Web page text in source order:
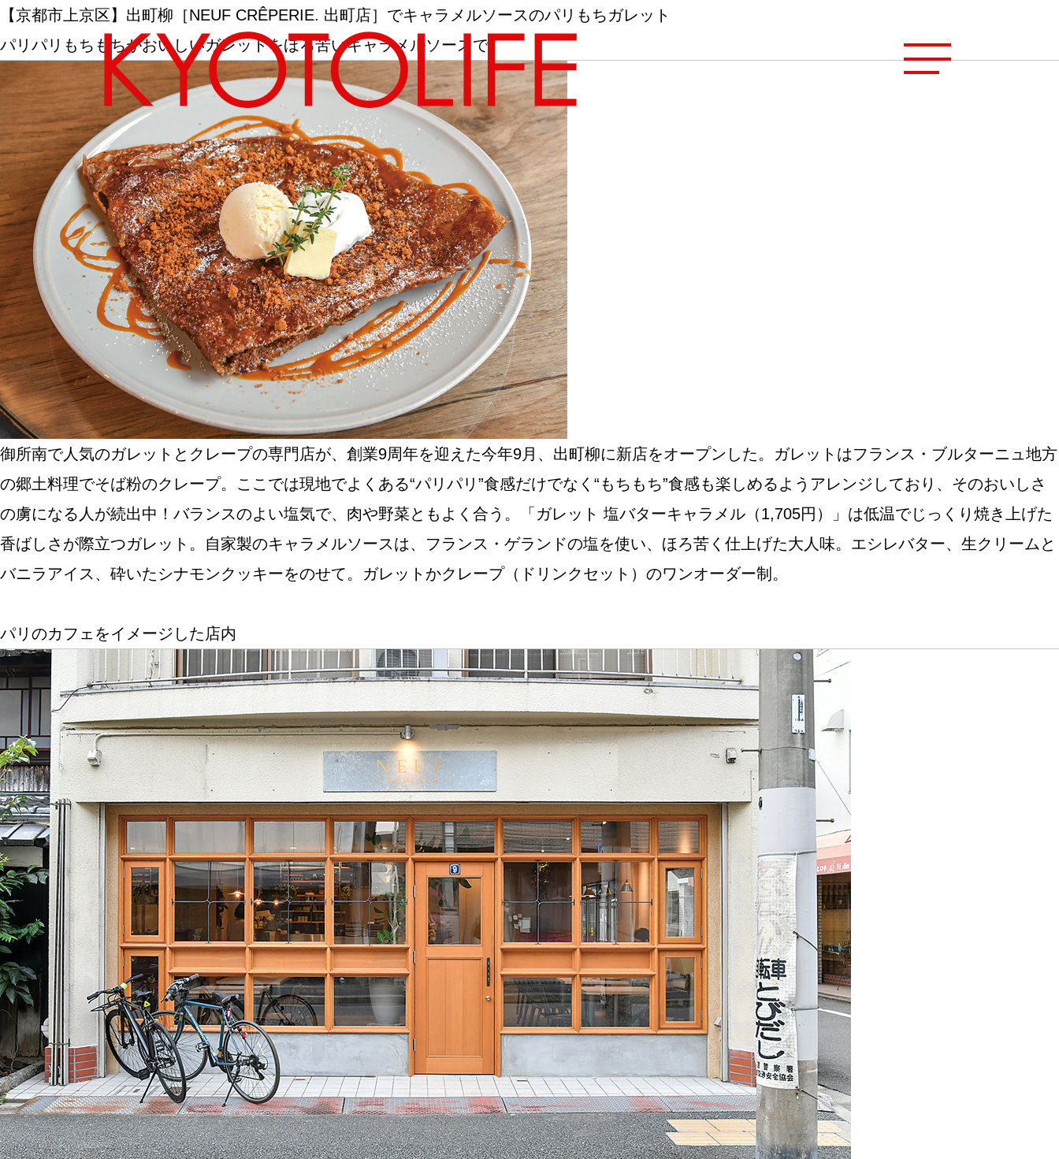
エリアから探す 地図から探す
カテゴリーから探す
SPECIAL NEW OPEN
SERIES
カレーが好き
京都おやつクラブ
今月の京みやげ
京都の書店
CULTURE
関西で開催。おすすめの展覧会
おすすめの映画
紹介します。おすすめのイベント
ABOUT US Instagram
チケットプレゼント応募
【京都市上京区】出町柳［NEUF CRÊPERIE. 出町店］でキャラメルソースのパリもちガレット
パリパリもちもちがおいしいガレットをほろ苦いキャラメルソースで
御所南で人気のガレットとクレープの専門店が、創業9周年を迎えた今年9月、出町柳に新店をオープンした。ガレットはフランス・ブルターニュ地方
の郷土料理でそば粉のクレープ。ここでは現地でよくある“パリパリ”食感だけでなく“もちもち”食感も楽しめるようアレンジしており、そのおいしさ
の虜になる人が続出中！バランスのよい塩気で、肉や野菜ともよく合う。「ガレット 塩バターキャラメル（1,705円）」は低温でじっくり焼き上げた
香ばしさが際立つガレット。自家製のキャラメルソースは、フランス・ゲランドの塩を使い、ほろ苦く仕上げた大人味。エシレバター、生クリームと
バニラアイス、砕いたシナモンクッキーをのせて。ガレットかクレープ（ドリンクセット）のワンオーダー制。
パリのカフェをイメージした店内